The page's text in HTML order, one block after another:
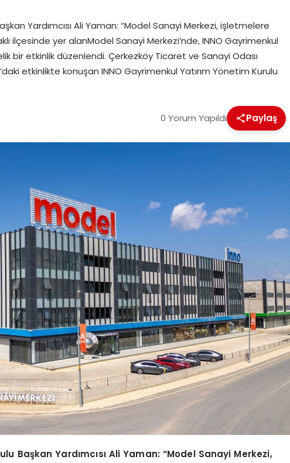
Yardımcısı Ali Yaman: “Model Sanayi Merkezi, işletmelere
ilçesinde yer alanModel Sanayi Merkezi’nde, INNO Gayrimenkul
bir etkinlik düzenlendi. Çerkezköy Ticaret ve Sanayi Odası
etkinlikte konuşan INNO Gayrimenkul Yatırım Yönetim Kurulu
0 Yorum Yapıldı Paylaş
Başkan Yardımcısı Ali Yaman: “Model Sanayi Merkezi,